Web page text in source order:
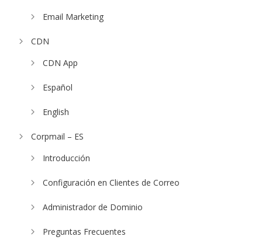
Email Marketing
CDN
CDN App
Español
English
Corpmail – ES
Introducción
Configuración en Clientes de Correo
Administrador de Dominio
Preguntas Frecuentes